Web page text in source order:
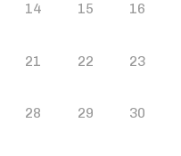
14 15 16
21 22 23
28 29 30